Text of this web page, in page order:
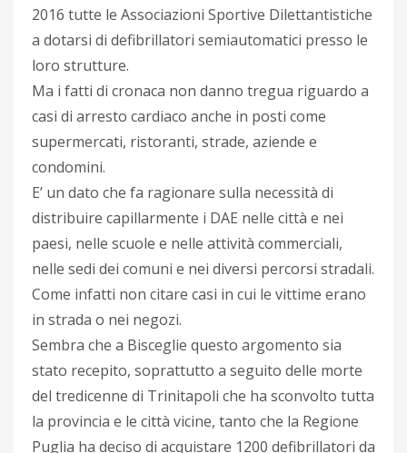
2016 tutte le Associazioni Sportive Dilettantistiche
a dotarsi di defibrillatori semiautomatici presso le
loro strutture.
Ma i fatti di cronaca non danno tregua riguardo a
casi di arresto cardiaco anche in posti come
supermercati, ristoranti, strade, aziende e
condomini.
E’ un dato che fa ragionare sulla necessità di
distribuire capillarmente i DAE nelle città e nei
paesi, nelle scuole e nelle attività commerciali,
nelle sedi dei comuni e nei diversi percorsi stradali.
Come infatti non citare casi in cui le vittime erano
in strada o nei negozi.
Sembra che a Bisceglie questo argomento sia
stato recepito, soprattutto a seguito delle morte
del tredicenne di Trinitapoli che ha sconvolto tutta
la provincia e le città vicine, tanto che la Regione
Puglia ha deciso di acquistare 1200 defibrillatori da